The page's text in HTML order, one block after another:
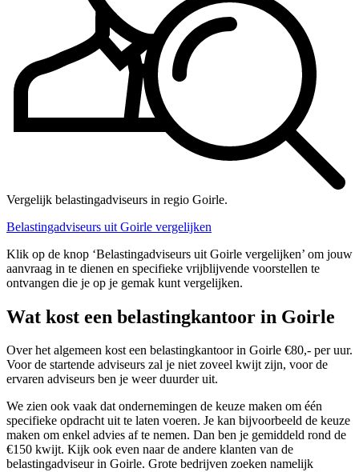
Vergelijk belastingadviseurs in regio Goirle.
Belastingadviseurs uit Goirle vergelijken
Klik op de knop ‘Belastingadviseurs uit Goirle vergelijken’ om jouw
aanvraag in te dienen en specifieke vrijblijvende voorstellen te
ontvangen die je op je gemak kunt vergelijken.
Wat kost een belastingkantoor in Goirle
Over het algemeen kost een belastingkantoor in Goirle €80,- per uur.
Voor de startende adviseurs zal je niet zoveel kwijt zijn, voor de
ervaren adviseurs ben je weer duurder uit.
We zien ook vaak dat ondernemingen de keuze maken om één
specifieke opdracht uit te laten voeren. Je kan bijvoorbeeld de keuze
maken om enkel advies af te nemen. Dan ben je gemiddeld rond de
€150 kwijt. Kijk ook even naar de andere klanten van de
belastingadviseur in Goirle. Grote bedrijven zoeken namelijk